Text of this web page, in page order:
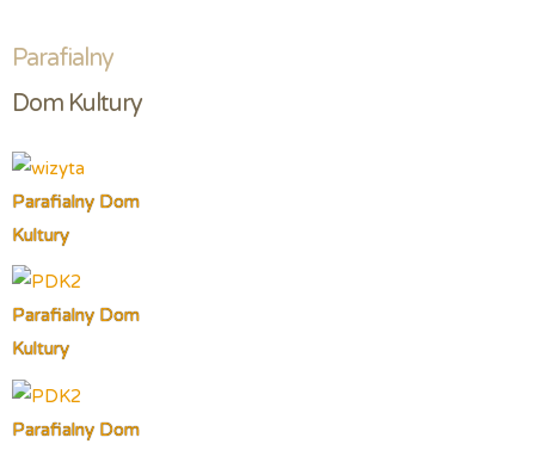
Parafialny
Dom Kultury
Parafialny Dom
Kultury
Parafialny Dom
Kultury
Parafialny Dom